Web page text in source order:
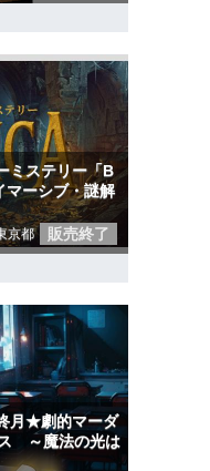
ミステリー「B
マーシブ・謎解
京都 販売終了
月★劇的マーダ
～魔法の光は